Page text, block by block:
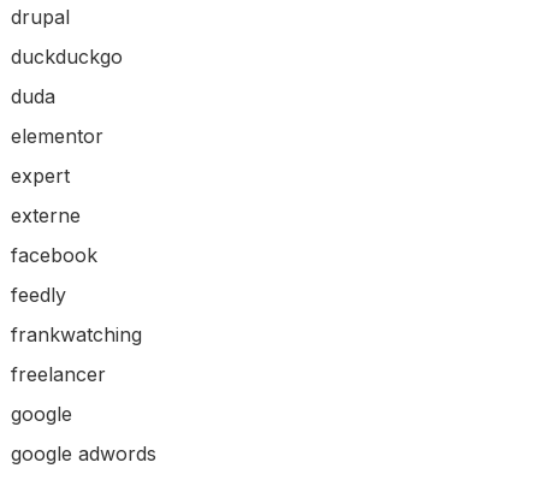
drupal
duckduckgo
duda
elementor
expert
externe
facebook
feedly
frankwatching
freelancer
google
google adwords